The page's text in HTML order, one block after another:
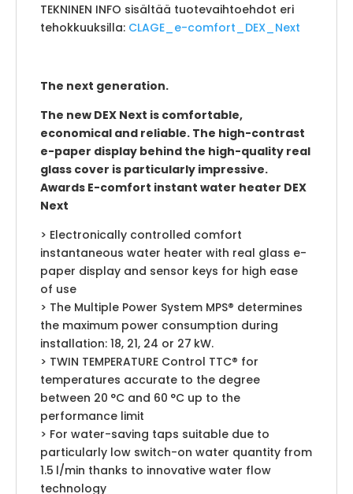
TEKNINEN INFO sisältää tuotevaihtoehdot eri
tehokkuuksilla: CLAGE_e-comfort_DEX_Next
The next generation.
The new DEX Next is comfortable,
economical and reliable. The high-contrast
e-paper display behind the high-quality real
glass cover is particularly impressive.
Awards E-comfort instant water heater DEX
Next
> Electronically controlled comfort
instantaneous water heater with real glass e-
paper display and sensor keys for high ease
of use
> The Multiple Power System MPS® determines
the maximum power consumption during
installation: 18, 21, 24 or 27 kW.
> TWIN TEMPERATURE Control TTC® for
temperatures accurate to the degree
between 20 °C and 60 °C up to the
performance limit
> For water-saving taps suitable due to
particularly low switch-on water quantity from
1.5 l/min thanks to innovative water flow
technology